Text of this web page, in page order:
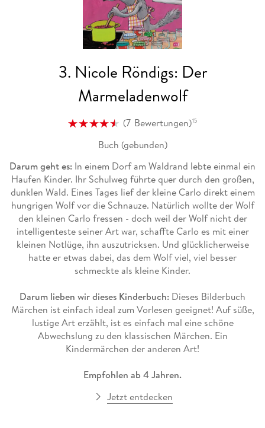
3. Nicole Röndigs: Der
Marmeladenwolf
(7 Bewertungen)15
Buch (gebunden)
Darum geht es: In einem Dorf am Waldrand lebte einmal ein
Haufen Kinder. Ihr Schulweg führte quer durch den großen,
dunklen Wald. Eines Tages lief der kleine Carlo direkt einem
hungrigen Wolf vor die Schnauze. Natürlich wollte der Wolf
den kleinen Carlo fressen - doch weil der Wolf nicht der
intelligenteste seiner Art war, schaffte Carlo es mit einer
kleinen Notlüge, ihn auszutricksen. Und glücklicherweise
hatte er etwas dabei, das dem Wolf viel, viel besser
schmeckte als kleine Kinder.
Darum lieben wir dieses Kinderbuch: Dieses Bilderbuch
Märchen ist einfach ideal zum Vorlesen geeignet! Auf süße,
lustige Art erzählt, ist es einfach mal eine schöne
Abwechslung zu den klassischen Märchen. Ein
Kindermärchen der anderen Art!
Empfohlen ab 4 Jahren.
Jetzt entdecken